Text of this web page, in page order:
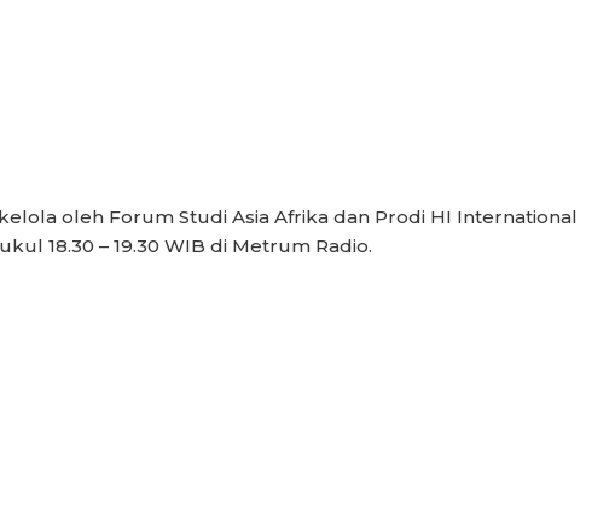
oleh Forum Studi Asia Afrika dan Prodi HI International
18.30 – 19.30 WIB di Metrum Radio.